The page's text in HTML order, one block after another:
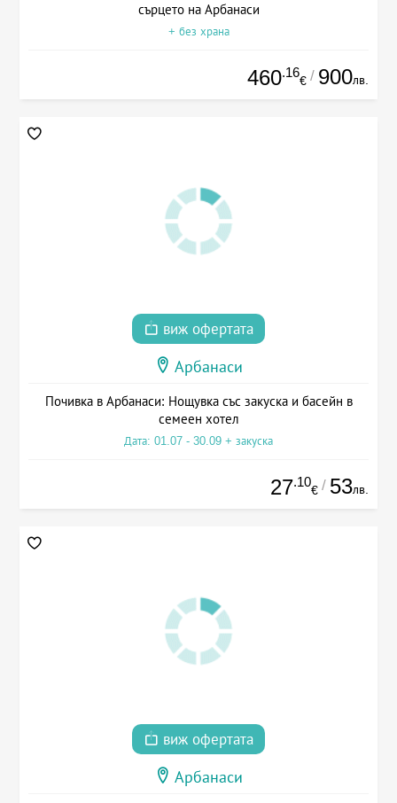
сърцето на Арбанаси
+ без храна
460.16
€ / 900лв.
виж офертата
Арбанаси
Почивка в Арбанаси: Нощувка със закуска и басейн в
семеен хотел
Дата: 01.07 - 30.09 + закуска
27.10
€ / 53лв.
виж офертата
Арбанаси